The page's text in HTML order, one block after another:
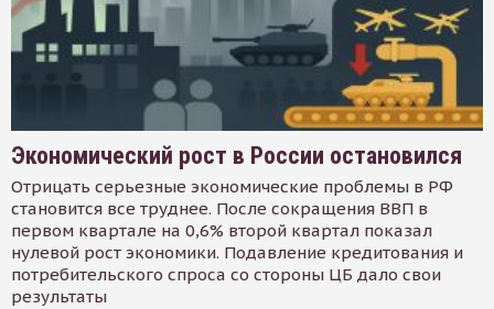
Экономический рост в России остановился
Отрицать серьезные экономические проблемы в РФ
становится все труднее. После сокращения ВВП в
первом квартале на 0,6% второй квартал показал
нулевой рост экономики. Подавление кредитования и
потребительского спроса со стороны ЦБ дало свои
результаты